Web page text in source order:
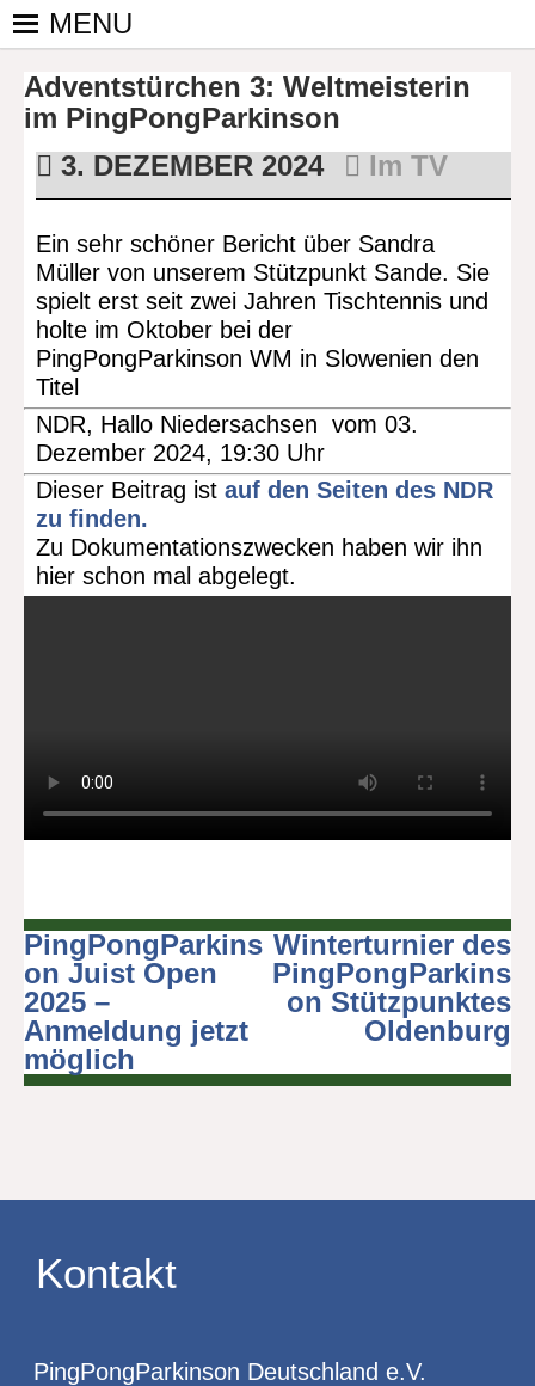
Skip
PINGPONGPARKINSON
DEUTSCHLAND E. V.
ist der
bundesweite
Zusammenschluss
kooperierenden
Vereinen und
Einzelpersonen,
der sich – mit dem
Mittel Tischtennis
– überwiegend
ehrenamtlich um
Personen mit
Parkinson und
deren Angehörige
kümmert.
MENU
Adventstürchen 3: Weltmeisterin
im PingPongParkinson
3. DEZEMBER 2024
Im TV
Ein sehr schöner Bericht über Sandra
Müller von unserem Stützpunkt Sande. Sie
spielt erst seit zwei Jahren Tischtennis und
holte im Oktober bei der
PingPongParkinson WM in Slowenien den
Titel
NDR, Hallo Niedersachsen vom 03.
Dezember 2024, 19:30 Uhr
Dieser Beitrag istauf den Seiten des NDR
zu finden.
Zu Dokumentationszwecken haben wir ihn
hier schon mal abgelegt.
Beitragsnavigation
PingPongParkins
on Juist Open
2025 –
Anmeldung jetzt
möglich
Winterturnier des
PingPongParkins
on Stützpunktes
Oldenburg
Kontakt
PingPongParkinson Deutschland e.V.